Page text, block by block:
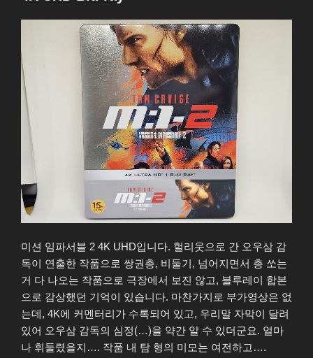
미션 임파서블 2 4K UHD입니다. 헐리웃으로 간 오우삼 감
독이 연출한 작품으로 쌍권총, 비둘기, 넘어지면서 총 쏘는
거 다 나오는 작품으로 극장에서 보진 않고, 블루레이 합본
으로 감상했던 기억이 있습니다. 마찬가지로 부가영상은 없
는데, 4K에 커멘터리가 수록되어 있고, 우리말 자막이 달려
있어 오우삼 감독의 심정(…)을 약간 알 수 있더군요. 얼마
나 휘둘렸을지…. 작품 내 탐 형의 미모는 여전하고….